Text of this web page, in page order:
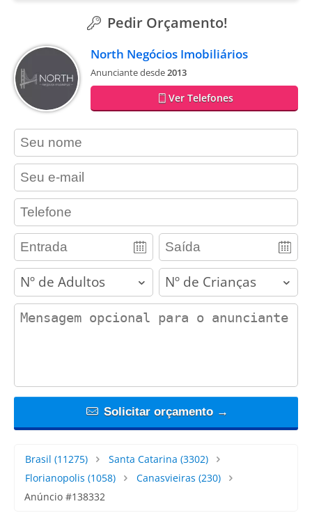
Pedir Orçamento!
North Negócios Imobiliários
Anunciante desde2013
Ver Telefones
contact_name
contact_email
contact_phone
adults children
contact_message
Solicitar orçamento →
Brasil (11275) Santa Catarina (3302)
Florianopolis (1058) Canasvieiras (230)
Anúncio #138332